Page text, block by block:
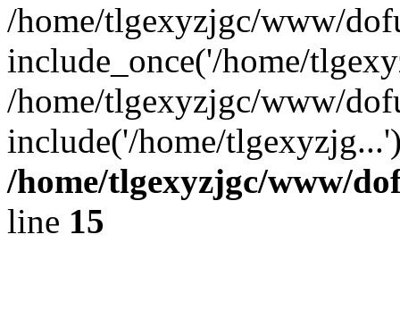
/home/tlgexyzjgc/www/
include_once('/home/
/home/tlgexyzjgc/www/
include('/home/
/home/tlgexyzjgc/www/
line 15